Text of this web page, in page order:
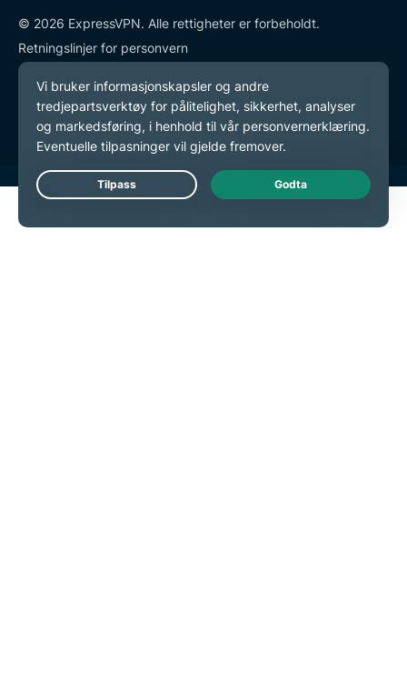
© 2026 ExpressVPN. Alle rettigheter er forbeholdt.
Retningslinjer for personvern
Tjenestevilkår
endre preferansene dine
Live Chat